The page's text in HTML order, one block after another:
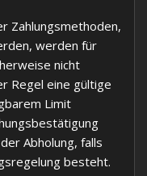
Zahlungsmethoden,
werden für
nicht
Regel eine gültige
Limit
Abholung, falls
besteht.